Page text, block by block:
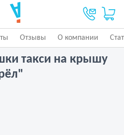
Отзывы О компании
такси на крышу